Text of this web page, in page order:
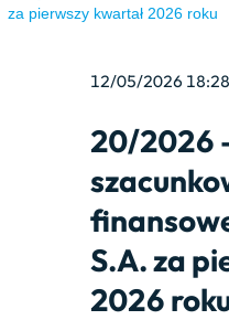
za pierwszy kwartał 2026 roku
12/05/2026 18:28
20/2026
S.A. za
2026